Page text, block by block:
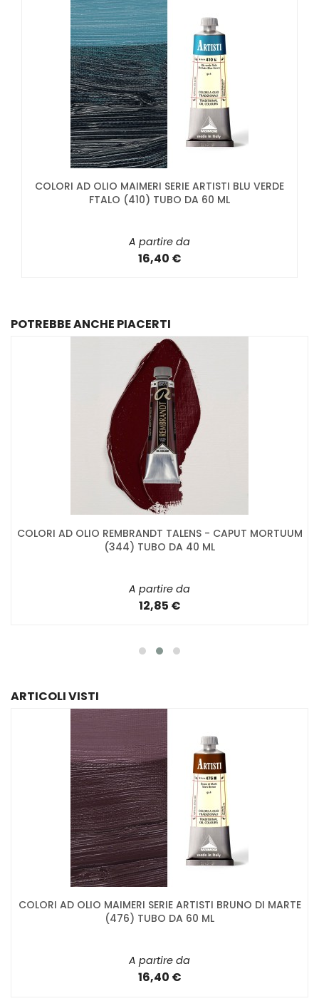
COLORI AD OLIO MAIMERI SERIE ARTISTI BLU VERDE
FTALO (410) TUBO DA 60 ML
A partire da
16,40 €
POTREBBE ANCHE PIACERTI
COLORI AD OLIO REMBRANDT TALENS - CAPUT MORTUUM
(344) TUBO DA 40 ML
A partire da
12,85 €
ARTICOLI VISTI
COLORI AD OLIO MAIMERI SERIE ARTISTI BRUNO DI MARTE
(476) TUBO DA 60 ML
A partire da
16,40 €